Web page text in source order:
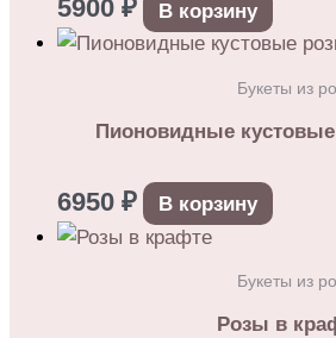
5900 ₽ В корзину
Букеты из
Пионовидные
6950 ₽ В корзину
Букеты из
Розы в